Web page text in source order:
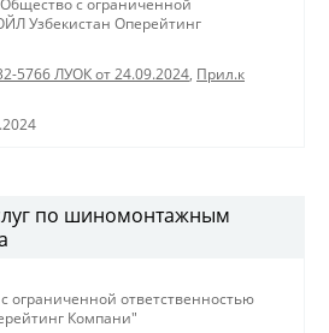
Общество с ограниченной
Узбекистан Оперейтинг
5766 ЛУОК от 24.09.2024, Прил.к
по шиномонтажным
ограниченной ответственностью
Компани"